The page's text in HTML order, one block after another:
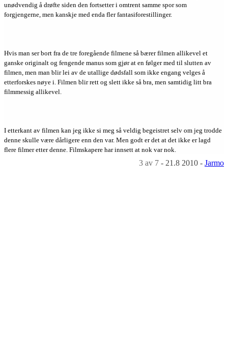
unødvendig å drøfte siden den fortsetter i omtrent samme spor som
forgjengerne, men kanskje med enda fler fantasiforestillinger.
Hvis man ser bort fra de tre foregående filmene så bærer filmen allikevel et
ganske originalt og fengende manus som gjør at en følger med til slutten av
filmen, men man blir lei av de utallige dødsfall som ikke engang velges å
etterforskes nøye i. Filmen blir rett og slett ikke så bra, men samtidig litt bra
filmmessig allikevel.
I etterkant av filmen kan jeg ikke si meg så veldig begeistret selv om jeg trodde
denne skulle være dårligere enn den var. Men godt er det at det ikke er lagd
flere filmer etter denne. Filmskapere har innsett at nok var nok.
3 av 7 - 21.8 2010 - Jarmo